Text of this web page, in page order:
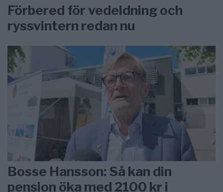
Förbered för vedeldning och
ryssvintern redan nu
Bosse Hansson: Så kan din
pension öka med 2100 kr i